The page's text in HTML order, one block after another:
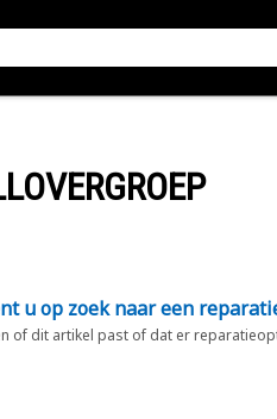
u op zoek naar een
of dit artikel past of dat er